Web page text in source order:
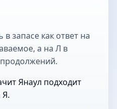
запасе как ответ на
а на Л в
Янаул подходит
Я.